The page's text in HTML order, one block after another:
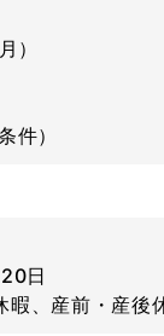
）
件）
日
暇、産前・産